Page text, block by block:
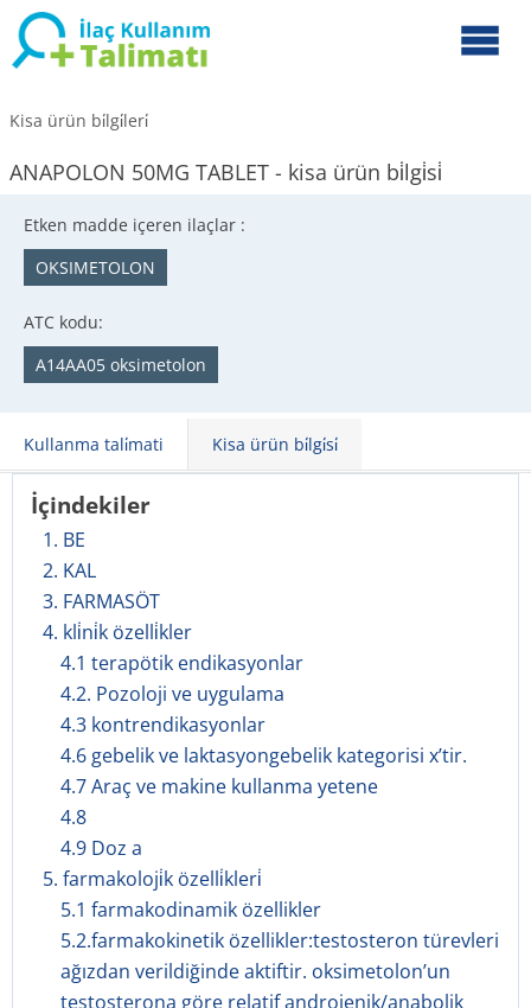
Kisa ürün bi̇lgi̇leri̇
ANAPOLON 50MG TABLET - kisa ürün bi̇lgi̇si̇
Etken madde içeren ilaçlar :
OKSIMETOLON
ATC kodu:
A14AA05 oksimetolon
Kullanma tali̇mati Kisa ürün bi̇lgi̇si̇
İçindekiler
1. BE
2. KAL
3. FARMASÖT
4. kli̇ni̇k özelli̇kler
4.1 terapötik endikasyonlar
4.2. Pozoloji ve uygulama
4.3 kontrendikasyonlar
4.6 gebelik ve laktasyongebelik kategorisi x’tir.
4.7 Araç ve makine kullanma yetene
4.8
4.9 Doz a
5. farmakoloji̇k özelli̇kleri̇
5.1 farmakodinamik özellikler
5.2.farmakokinetik özellikler:testosteron türevleri
ağızdan verildiğinde aktiftir. oksimetolon’un
testosterona göre relatif androjenik/anabolik